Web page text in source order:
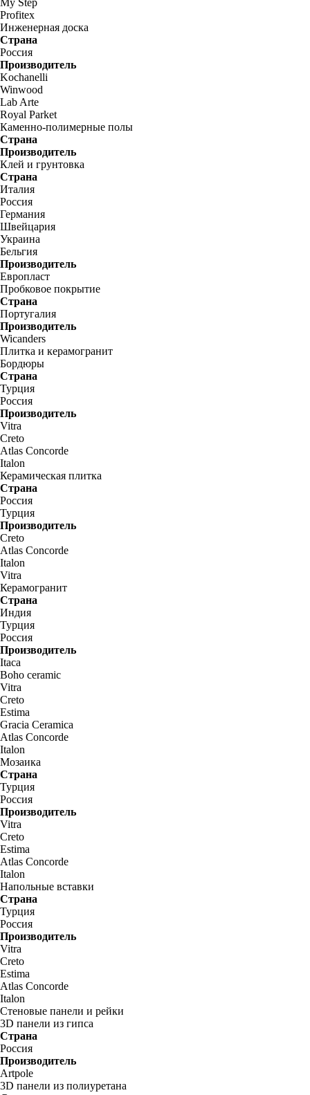
My Step
Profitex
Инженерная доска
Страна
Россия
Производитель
Kochanelli
Winwood
Lab Arte
Royal Parket
Каменно-полимерные полы
Страна
Производитель
Клей и грунтовка
Страна
Италия
Россия
Германия
Швейцария
Украина
Бельгия
Производитель
Европласт
Пробковое покрытие
Страна
Португалия
Производитель
Wicanders
Плитка и керамогранит
Бордюры
Страна
Турция
Россия
Производитель
Vitra
Creto
Atlas Concorde
Italon
Керамическая плитка
Страна
Россия
Турция
Производитель
Creto
Atlas Concorde
Italon
Vitra
Керамогранит
Страна
Индия
Турция
Россия
Производитель
Itaca
Boho ceramic
Vitra
Creto
Estima
Gracia Ceramica
Atlas Concorde
Italon
Мозаика
Страна
Турция
Россия
Производитель
Vitra
Creto
Estima
Atlas Concorde
Italon
Напольные вставки
Страна
Турция
Россия
Производитель
Vitra
Creto
Estima
Atlas Concorde
Italon
Стеновые панели и рейки
3D панели из гипса
Страна
Россия
Производитель
Artpole
3D панели из полиуретана